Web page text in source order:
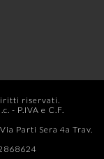
riservati.
- P.IVA e C.F.
Parti Sera 4a Trav.